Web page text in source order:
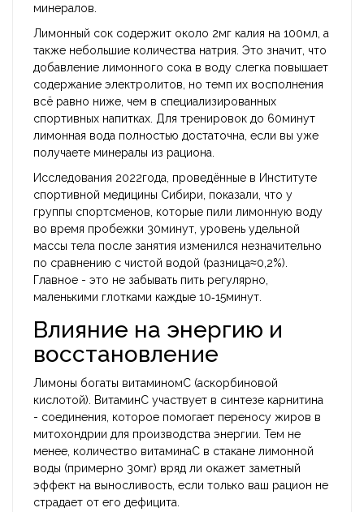
минералов.
Лимонный сок содержит около 2мг калия на 100мл, а
также небольшие количества натрия. Это значит, что
добавление лимонного сока в воду слегка повышает
содержание электролитов, но темп их восполнения
всё равно ниже, чем в специализированных
спортивных напитках. Для тренировок до 60минут
лимонная вода полностью достаточна, если вы уже
получаете минералы из рациона.
Исследования 2022года, проведённые в Институте
спортивной медицины Сибири, показали, что у
группы спортсменов, которые пили лимонную воду
во время пробежки 30минут, уровень удельной
массы тела после занятия изменился незначительно
по сравнению с чистой водой (разница≈0,2%).
Главное - это не забывать пить регулярно,
маленькими глотками каждые 10‑15минут.
Влияние на энергию и
восстановление
Лимоны богаты витаминомC (аскорбиновой
кислотой). ВитаминC участвует в синтезе карнитина
- соединения, которое помогает переносу жиров в
митохондрии для производства энергии. Тем не
менее, количество витаминаC в стакане лимонной
воды (примерно 30мг) вряд ли окажет заметный
эффект на выносливость, если только ваш рацион не
страдает от его дефицита.